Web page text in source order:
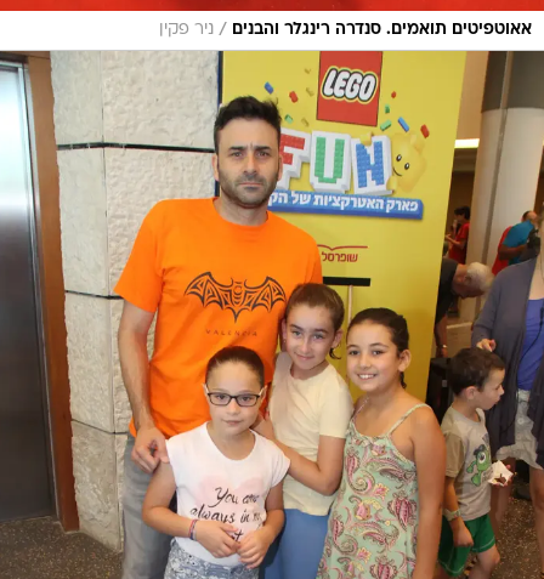
אאוטפיטים תואמים. סנדרה רינגלר והבנים / ניר פקין